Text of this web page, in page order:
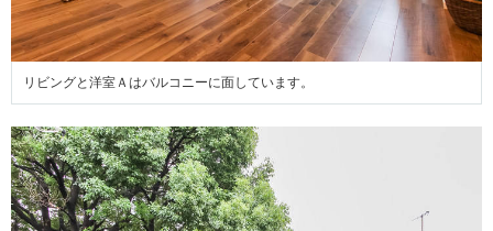
リビングと洋室Ａはバルコニーに面しています。